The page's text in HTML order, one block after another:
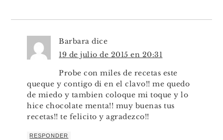
Barbara dice
19 de julio de 2015 en 20:31
Probe con miles de recetas este
queque y contigo di en el clavo!! me quedo
de miedo y tambien coloque mi toque y lo
hice chocolate menta!! muy buenas tus
recetas!! te felicito y agradezco!!
RESPONDER